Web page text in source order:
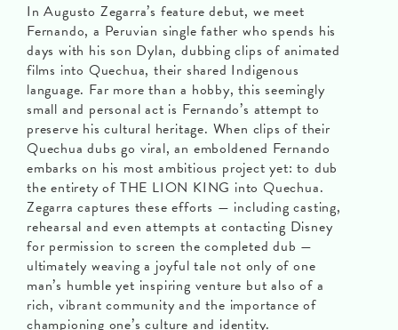
In Augusto Zegarra’s feature debut, we meet
Fernando, a Peruvian single father who spends his
days with his son Dylan, dubbing clips of animated
films into Quechua, their shared Indigenous
language. Far more than a hobby, this seemingly
small and personal act is Fernando’s attempt to
preserve his cultural heritage. When clips of their
Quechua dubs go viral, an emboldened Fernando
embarks on his most ambitious project yet: to dub
the entirety of THE LION KING into Quechua.
Zegarra captures these efforts — including casting,
rehearsal and even attempts at contacting Disney
for permission to screen the completed dub —
ultimately weaving a joyful tale not only of one
man’s humble yet inspiring venture but also of a
rich, vibrant community and the importance of
championing one’s culture and identity.